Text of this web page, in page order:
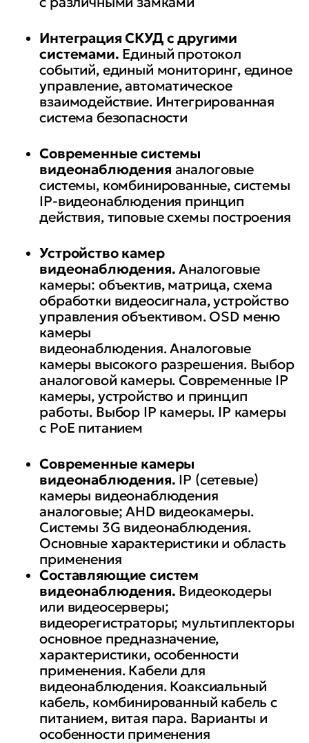
Интеграция СКУД с другими
системами. Единый протокол
событий, единый мониторинг, единое
управление, автоматическое
взаимодействие. Интегрированная
система безопасности
Современные системы
видеонаблюдения аналоговые
системы, комбинированные, системы
IP-видеонаблюдения принцип
действия, типовые схемы построения
Устройство камер
видеонаблюдения.Аналоговые
камеры: объектив, матрица, схема
обработки видеосигнала, устройство
управления объективом. OSD меню
камеры
видеонаблюдения. Аналоговые
камеры высокого разрешения. Выбор
аналоговой камеры. Современные IP
камеры, устройство и принцип
работы. Выбор IP камеры. IP камеры
с РоЕ питанием
Современные камеры
видеонаблюдения. IP (сетевые)
камеры видеонаблюдения
аналоговые; AHD видеокамеры.
Системы 3G видеонаблюдения.
Основные характеристики и область
применения
Составляющие систем
видеонаблюдения. Видеокодеры
или видеосерверы;
видеорегистраторы; мультиплекторы
основное предназначение,
характеристики, особенности
применения. Кабели для
видеонаблюдения. Коаксиальный
кабель, комбинированный кабель с
питанием, витая пара. Варианты и
особенности применения